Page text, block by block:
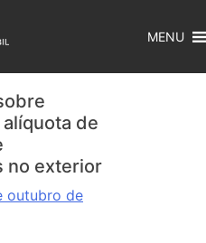
MENU
de
no exterior
outubro de